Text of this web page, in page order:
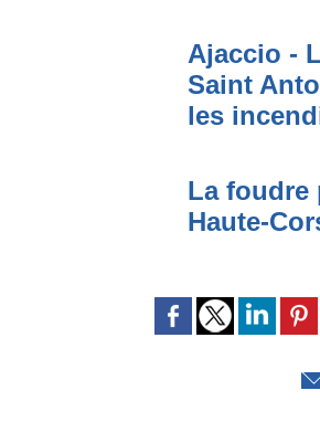
Ajaccio -
Saint
les
La foudre
Haute-